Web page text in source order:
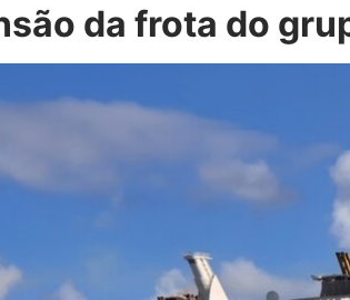
da frota do